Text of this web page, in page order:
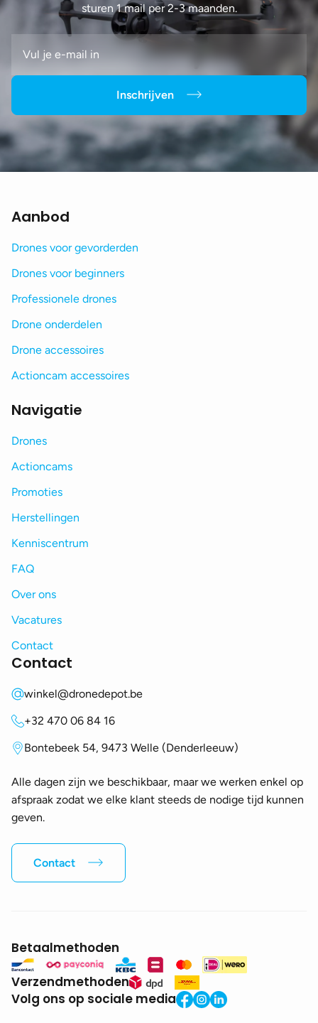
sturen 1 mail per 2-3 maanden.
Inschrijven
Aanbod
Drones voor gevorderden
Drones voor beginners
Professionele drones
Drone onderdelen
Drone accessoires
Actioncam accessoires
Navigatie
Drones
Actioncams
Promoties
Herstellingen
Kenniscentrum
FAQ
Over ons
Vacatures
Contact
Contact
winkel@dronedepot.be
+32 470 06 84 16
Bontebeek 54, 9473 Welle (Denderleeuw)
Alle dagen zijn we beschikbaar, maar we werken enkel op
afspraak zodat we elke klant steeds de nodige tijd kunnen
geven.
Contact
Betaalmethoden
Verzendmethoden
Volg ons op sociale media